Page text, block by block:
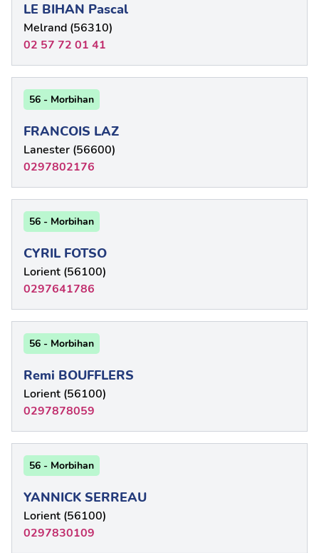
LE BIHAN Pascal
Melrand (56310)
02 57 72 01 41
56 - Morbihan
FRANCOIS LAZ
Lanester (56600)
0297802176
56 - Morbihan
CYRIL FOTSO
Lorient (56100)
0297641786
56 - Morbihan
Remi BOUFFLERS
Lorient (56100)
0297878059
56 - Morbihan
YANNICK SERREAU
Lorient (56100)
0297830109